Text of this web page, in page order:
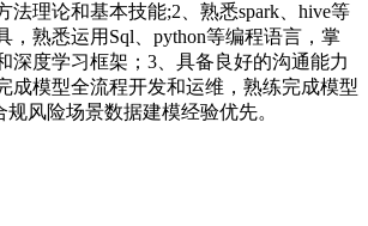
法理论和基本技能;2、熟悉spark、hive等
，熟悉运用Sql、python等编程语言，掌
深度学习框架；3、具备良好的沟通能力
成模型全流程开发和运维，熟练完成模型
风险场景数据建模经验优先。